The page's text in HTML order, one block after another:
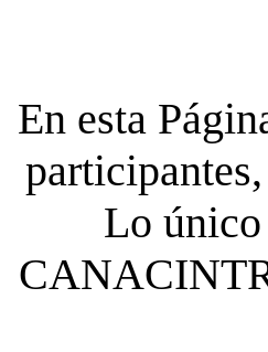
En esta
Lo único